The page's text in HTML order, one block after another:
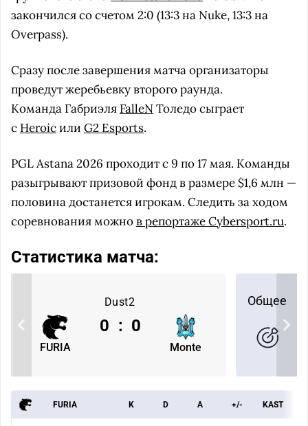
закончился со счетом 2:0 (13:3 на Nuke, 13:3 на
Overpass).
Сразу после завершения матча организаторы
проведут жеребьевку второго раунда.
Команда Габриэля FalleNТоледо сыграет
с Heroicили G2 Esports.
PGL Astana 2026 проходит с 9 по 17 мая. Команды
разыгрывают призовой фонд в размере $1,6 млн —
половина достанется игрокам. Следить за ходом
соревнования можнов репортаже Cybersport.ru.
Статистика матча:
Dust2
FURIA Monte
0 : 0
Общее
FURIA K D A +/- KAST